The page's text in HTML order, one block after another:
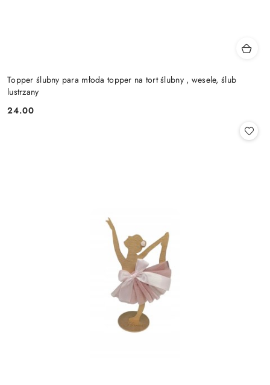
Topper ślubny para młoda topper na tort ślubny , wesele, ślub
lustrzany
Cena:
24.00